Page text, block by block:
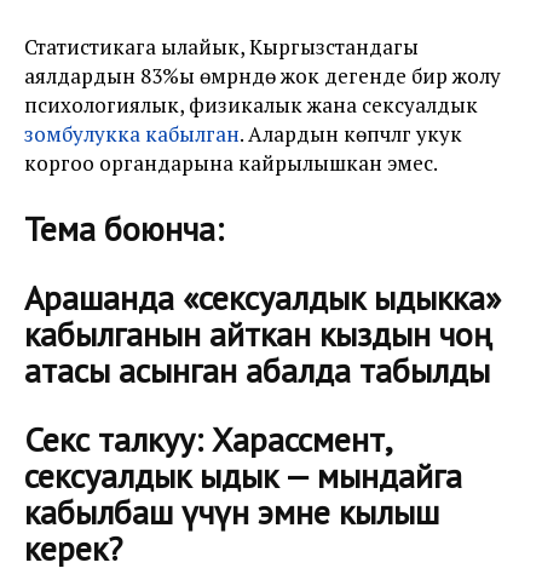
Статистикага ылайык, Кыргызстандагы
аялдардын 83%ы өмүрүндө жок дегенде бир жолу
психологиялык, физикалык жана сексуалдык
зомбулукка кабылган. Алардын көпчүлүгү укук
коргоо органдарына кайрылышкан эмес.
Тема боюнча:
Арашанда «сексуалдык ыдыкка»
кабылганын айткан кыздын чоң
атасы асынган абалда табылды
Секс талкуу: Харассмент,
сексуалдык ыдык — мындайга
кабылбаш үчүн эмне кылыш
керек?